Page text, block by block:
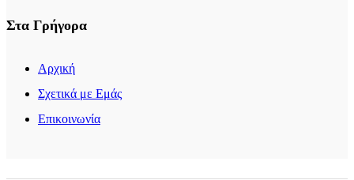
Στα Γρήγορα
Αρχική
Σχετικά με Εμάς
Επικοινωνία